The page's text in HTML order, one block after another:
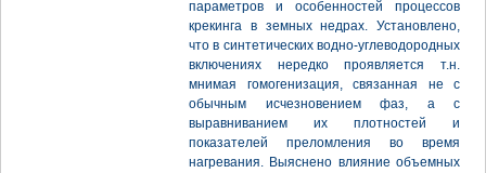
параметров и особенностей процессов
крекинга в земных недрах. Установлено,
что в синтетических водно-углеводородных
включениях нередко проявляется т.н.
мнимая гомогенизация, связанная не с
обычным исчезновением фаз, а с
выравниванием их плотностей и
показателей преломления во время
нагревания. Выяснено влияние объемных